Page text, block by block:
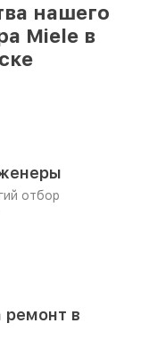
нашего
Miele в
отбор
в